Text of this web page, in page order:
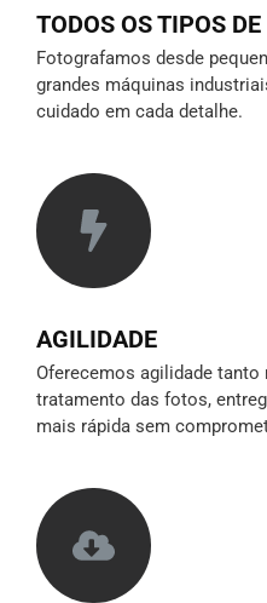
TODOS OS TIPOS
Fotografamos desde
grandes máquinas
cuidado em cada detalhe.
AGILIDADE
Oferecemos agilidade tanto
tratamento das fotos,
mais rápida sem